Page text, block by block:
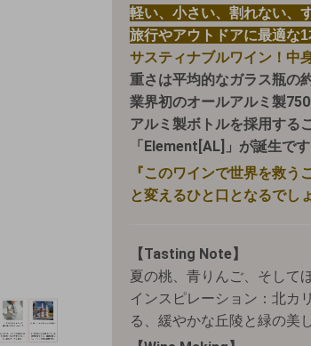
軽い、小さい、割れない、
旅行やアウトドアに最適な1
サスティナブルワイン！中
重さは平均的なガラス瓶の
業界初のオールアルミ製
アルミ製ボトルを採用する
「Element[AL]」が誕生です
『このワインで世界を救
と変えるひと口となるでし
【Tasting Note】
夏の桃、青りんご、そして
インスピレーション：北カ
る、緩やかな丘陵と緑の美